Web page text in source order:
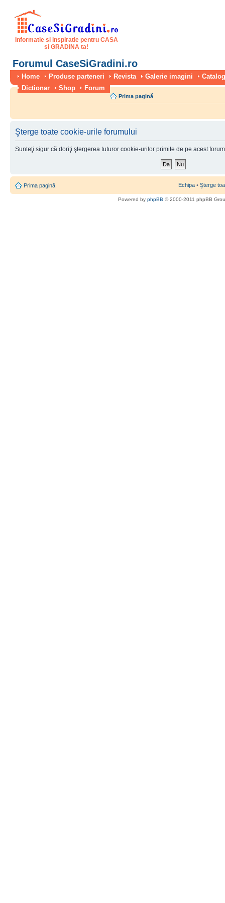
Informatie si inspiratie pentru CASA
si GRADINA ta!
Forumul CaseSiGradini.ro
Home Produse parteneri Revista Galerie imagini
Dictionar
Shop Forum
Prima pagină
Şterge toate cookie-urile forumului
Sunteţi sigur că doriţi ştergerea tuturor cookie-urilor primite de pe acest
Prima pagină Echipa • Şterge
Powered by phpBB © 2000-2011 phpBB